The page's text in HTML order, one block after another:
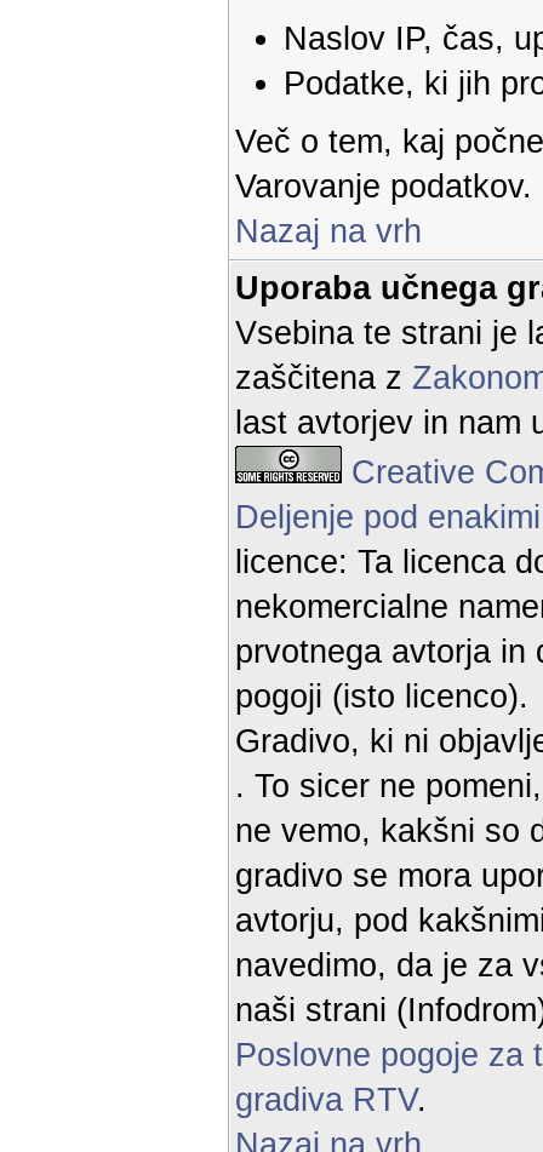
Naslov IP, čas,
Podatke, ki jih
Več o tem, kaj
Varovanje podatkov.
Nazaj na vrh
Uporaba učnega
Vsebina te strani je
zaščitena z
last avtorjev in nam
Creative
Deljenje pod
licence: Ta licenca
nekomercialne
prvotnega avtorja in
pogoji (isto licenco).
Gradivo, ki ni
. To sicer ne
ne vemo, kakšni so
gradivo se mora
avtorju, pod
navedimo, da je za
naši strani
Poslovne pogoje za
gradiva RTV.
Nazaj na vrh